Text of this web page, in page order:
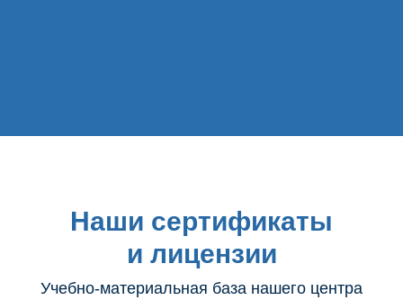
Наши сертификаты
и лицензии
Учебно-материальная база нашего центра